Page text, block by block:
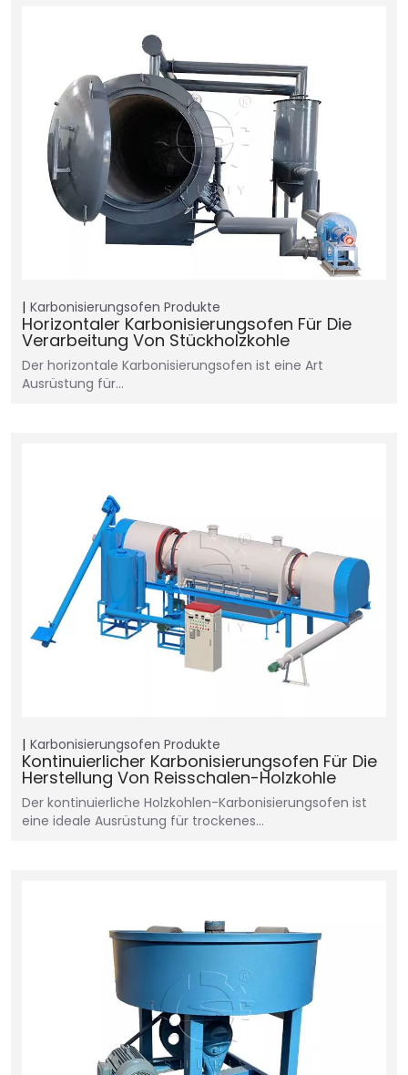
Karbonisierungsofen Produkte
Horizontaler Karbonisierungsofen Für Die
Verarbeitung Von Stückholzkohle
Der horizontale Karbonisierungsofen ist eine Art
Ausrüstung für…
Karbonisierungsofen Produkte
Kontinuierlicher Karbonisierungsofen Für Die
Herstellung Von Reisschalen-Holzkohle
Der kontinuierliche Holzkohlen-Karbonisierungsofen ist
eine ideale Ausrüstung für trockenes…